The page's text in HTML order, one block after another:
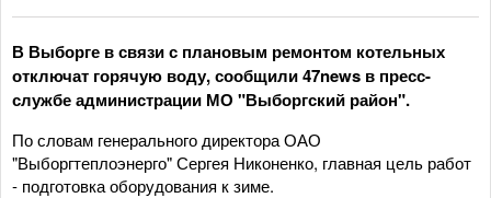
В Выборге в связи с плановым ремонтом котельных
отключат горячую воду, сообщили 47news в пресс-
службе администрации МО "Выборгский район".
По словам генерального директора ОАО
"Выборгтеплоэнерго" Сергея Никоненко, главная цель работ
- подготовка оборудования к зиме.